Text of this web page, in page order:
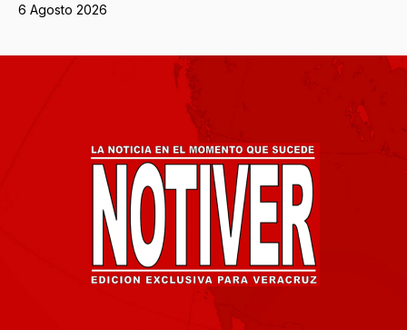
6 Agosto 2026